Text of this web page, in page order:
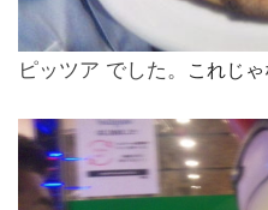
ピッツア でした。 これじ